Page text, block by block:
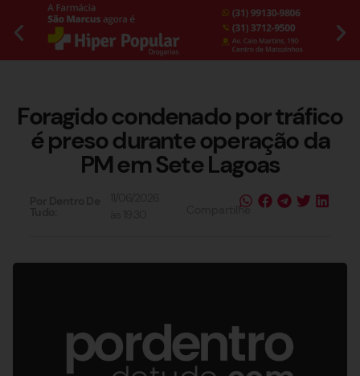
Foragido condenado por tráfico
é preso durante operação da
PM em Sete Lagoas
Compartilhe